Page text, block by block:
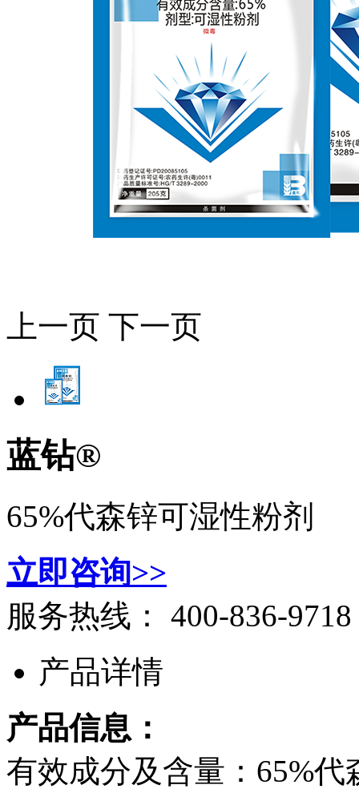
上一页 下一页
蓝钻®
65%代森锌可湿性粉剂
立即咨询>>
服务热线： 400-836-9718
产品详情
产品信息：
有效成分及含量：65%代